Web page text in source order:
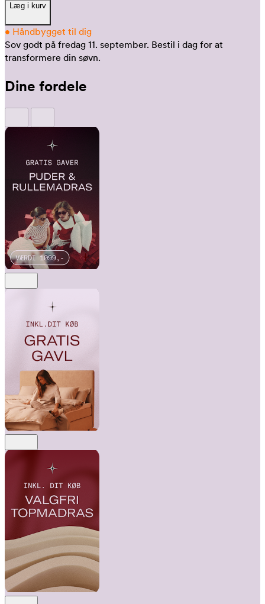
Læg i kurv
• Håndbygget til dig
Sov godt på fredag 11. september. Bestil i dag for at
transformere din søvn.
Dine fordele